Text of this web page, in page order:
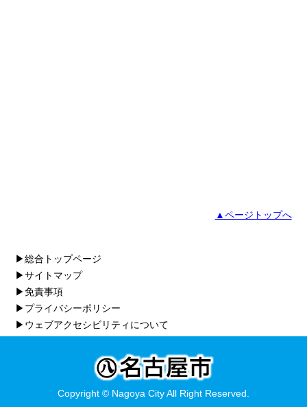
▲ページトップへ
▶総合トップページ
▶サイトマップ
▶免責事項
▶プライバシーポリシー
▶ウェブアクセシビリティについて
Copyright © Nagoya City All Right Reserved.